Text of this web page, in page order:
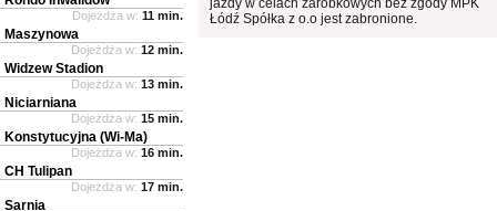
jazdy w celach zarobkowych bez zgody MPK
Łódź Spółka z o.o jest zabronione.
Dojeżdża w: 11 min.
Maszynowa
Dojeżdża w: 12 min.
Widzew Stadion
Dojeżdża w: 13 min.
Niciarniana
Dojeżdża w: 15 min.
Konstytucyjna (Wi-Ma)
Dojeżdża w: 16 min.
CH Tulipan
Dojeżdża w: 17 min.
Sarnia